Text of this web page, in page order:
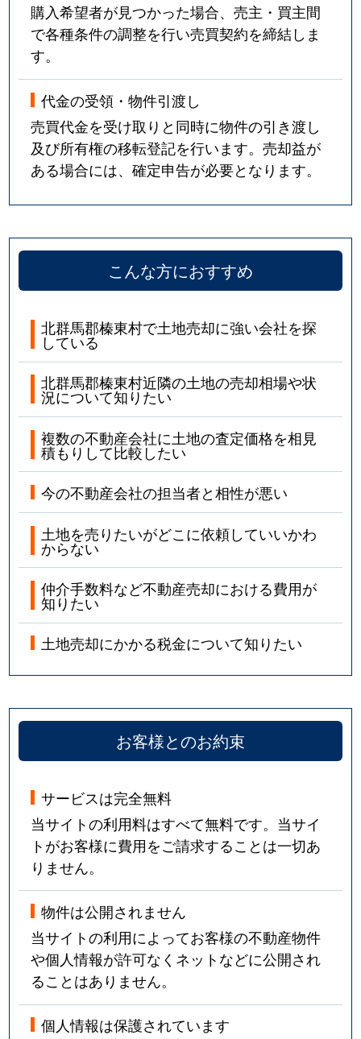
購入希望者が見つかった場合、売主・買主間
で各種条件の調整を行い売買契約を締結しま
す。
代金の受領・物件引渡し
売買代金を受け取りと同時に物件の引き渡し
及び所有権の移転登記を行います。売却益が
ある場合には、確定申告が必要となります。
こんな方におすすめ
北群馬郡榛東村で土地売却に強い会社を探
している
北群馬郡榛東村近隣の土地の売却相場や状
況について知りたい
複数の不動産会社に土地の査定価格を相見
積もりして比較したい
今の不動産会社の担当者と相性が悪い
土地を売りたいがどこに依頼していいかわ
からない
仲介手数料など不動産売却における費用が
知りたい
土地売却にかかる税金について知りたい
お客様とのお約束
サービスは完全無料
当サイトの利用料はすべて無料です。当サイ
トがお客様に費用をご請求することは一切あ
りません。
物件は公開されません
当サイトの利用によってお客様の不動産物件
や個人情報が許可なくネットなどに公開され
ることはありません。
個人情報は保護されています